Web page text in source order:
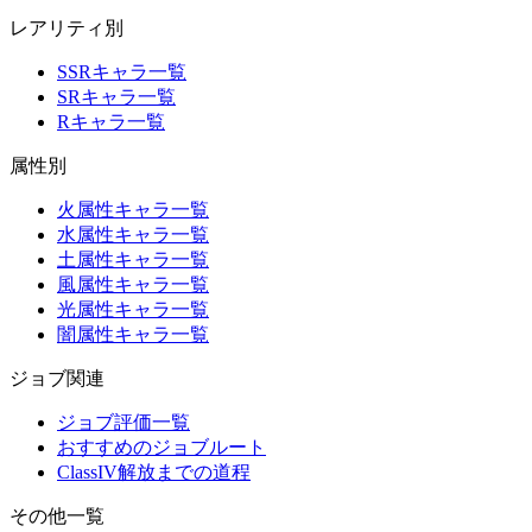
レアリティ別
SSRキャラ一覧
SRキャラ一覧
Rキャラ一覧
属性別
火属性キャラ一覧
水属性キャラ一覧
土属性キャラ一覧
風属性キャラ一覧
光属性キャラ一覧
闇属性キャラ一覧
ジョブ関連
ジョブ評価一覧
おすすめのジョブルート
ClassIV解放までの道程
その他一覧